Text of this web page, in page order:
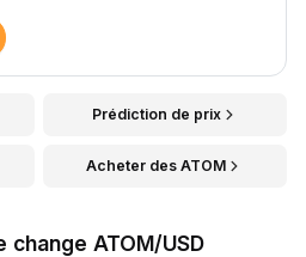
Prédiction de prix
Acheter des ATOM
change ATOM/USD